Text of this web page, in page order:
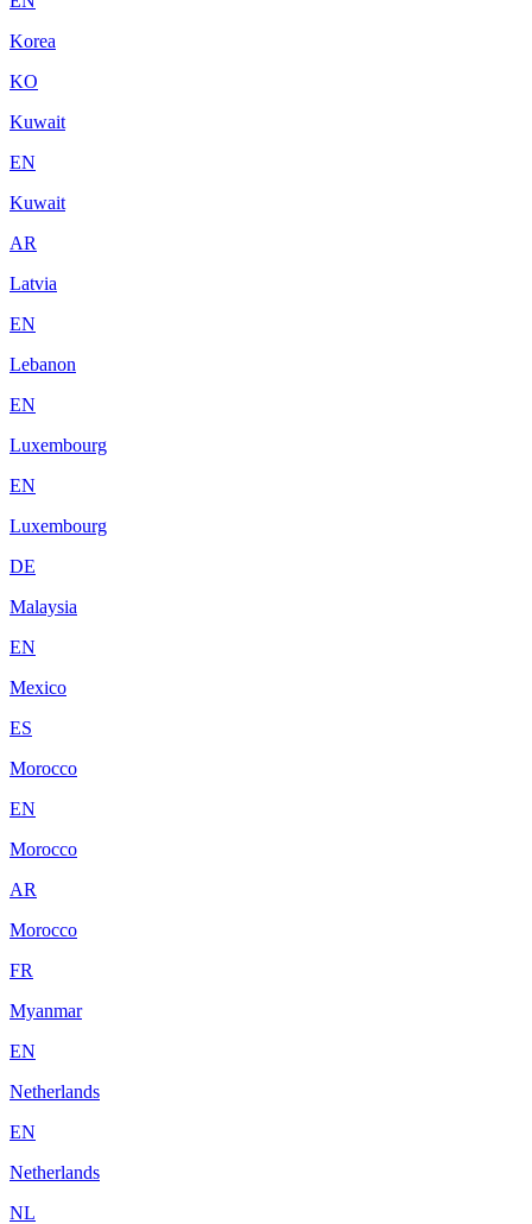
Korea
KO
Kuwait
EN
Kuwait
AR
Latvia
EN
Lebanon
EN
Luxembourg
EN
Luxembourg
DE
Malaysia
EN
Mexico
ES
Morocco
EN
Morocco
AR
Morocco
FR
Myanmar
EN
Netherlands
EN
Netherlands
NL